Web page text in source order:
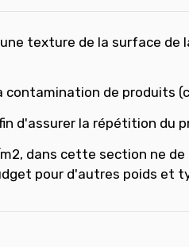
texture de la surface
de produits
d'assurer la répétition du
dans cette section ne
pour d'autres poids et